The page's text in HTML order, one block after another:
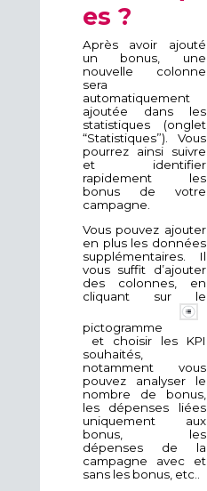
es ?
Après avoir ajouté
un bonus, une
nouvelle colonne
sera
automatiquement
ajoutée dans les
statistiques (onglet
“Statistiques”). Vous
pourrez ainsi suivre
et identifier
rapidement les
bonus de votre
campagne.
Vous pouvez ajouter
en plus les données
supplémentaires. Il
vous suffit d’ajouter
des colonnes, en
cliquant sur le
pictogramme
et choisir les KPI
souhaités,
notamment vous
pouvez analyser le
nombre de bonus,
les dépenses liées
uniquement aux
bonus, les
dépenses de la
campagne avec et
sans les bonus, etc..